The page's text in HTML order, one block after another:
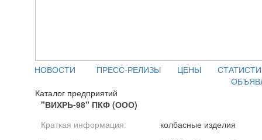
НОВОСТИ ПРЕСС-РЕЛИЗЫ ЦЕНЫ
Каталог предприятий
"ВИХРЬ-98" ПКФ (ООО)
Краткая информация: колбасные изделия